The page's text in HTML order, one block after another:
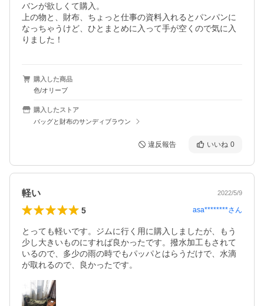
バンが欲しくて購入。
上の物と、財布、ちょっと仕事の資料入れるとパンパンに
なっちゃうけど、ひとまとめに入って手が空くので気に入
りました！
購入した商品
色/オリーブ
購入したストア
バッグと財布のサンディブラウン
違反報告 いいね 0
軽い 2022/5/9
5 asa********さん
とっても軽いです。ジムに行く用に購入しましたが、もう
少し大きいものにすれば良かったです。撥水加工もされて
いるので、多少の雨の時でもパッパとはらうだけで、水滴
が取れるので、良かったです。